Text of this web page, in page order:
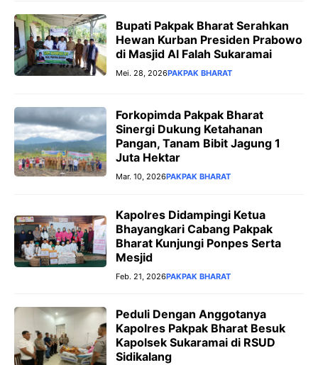
Bupati Pakpak Bharat Serahkan
Hewan Kurban Presiden Prabowo
di Masjid Al Falah Sukaramai
Mei. 28, 2026PAKPAK BHARAT
Forkopimda Pakpak Bharat
Sinergi Dukung Ketahanan
Pangan, Tanam Bibit Jagung 1
Juta Hektar
Mar. 10, 2026PAKPAK BHARAT
Kapolres Didampingi Ketua
Bhayangkari Cabang Pakpak
Bharat Kunjungi Ponpes Serta
Mesjid
Feb. 21, 2026PAKPAK BHARAT
Peduli Dengan Anggotanya
Kapolres Pakpak Bharat Besuk
Kapolsek Sukaramai di RSUD
Sidikalang